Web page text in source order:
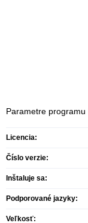
Parametre programu
Licencia:
Číslo verzie:
Inštaluje sa:
Podporované jazyky:
Veľkosť: